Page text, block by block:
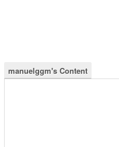
manuelggm's Content